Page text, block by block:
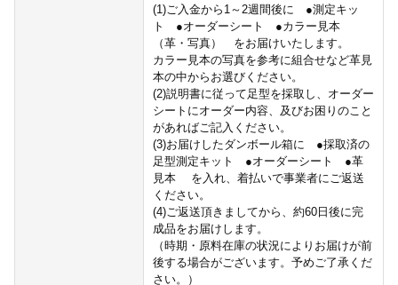
(1)ご入金から1～2週間後に ●測定キッ
ト ●オーダーシート ●カラー見本
（革・写真） をお届けいたします。
カラー見本の写真を参考に組合せなど革見
本の中からお選びください。
(2)説明書に従って足型を採取し、オーダー
シートにオーダー内容、及びお困りのこと
があればご記入ください。
(3)お届けしたダンボール箱に ●採取済の
足型測定キット ●オーダーシート ●革
見本 を入れ、着払いで事業者にご返送
ください。
(4)ご返送頂きましてから、約60日後に完
成品をお届けします。
（時期・原料在庫の状況によりお届けが前
後する場合がございます。予めご了承くだ
さい。）